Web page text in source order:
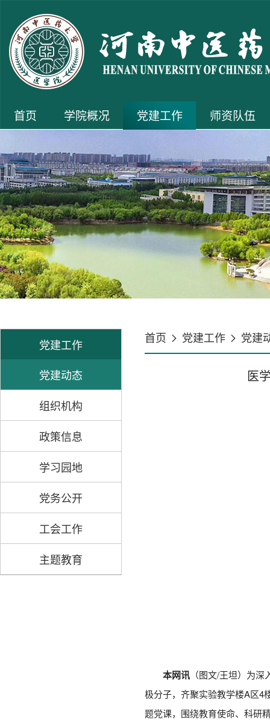
首页 学院概况 党建工作 师资队伍
党建工作
党建动态
组织机构
政策信息
学习园地
党务公开
工会工作
主题教育
首页 党建工作 党建
医
本网讯 （图文/王坦）为
极分子，齐聚实验教学楼A区4
题党课，围绕教育使命、科研